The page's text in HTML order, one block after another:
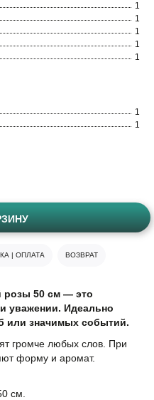
1
1
1
1
1
1
1
| ОПЛАТА ВОЗВРАТ
розы 50 см — это
уважении. Идеально
или значимых событий.
громче любых слов. При
форму и аромат.
см.